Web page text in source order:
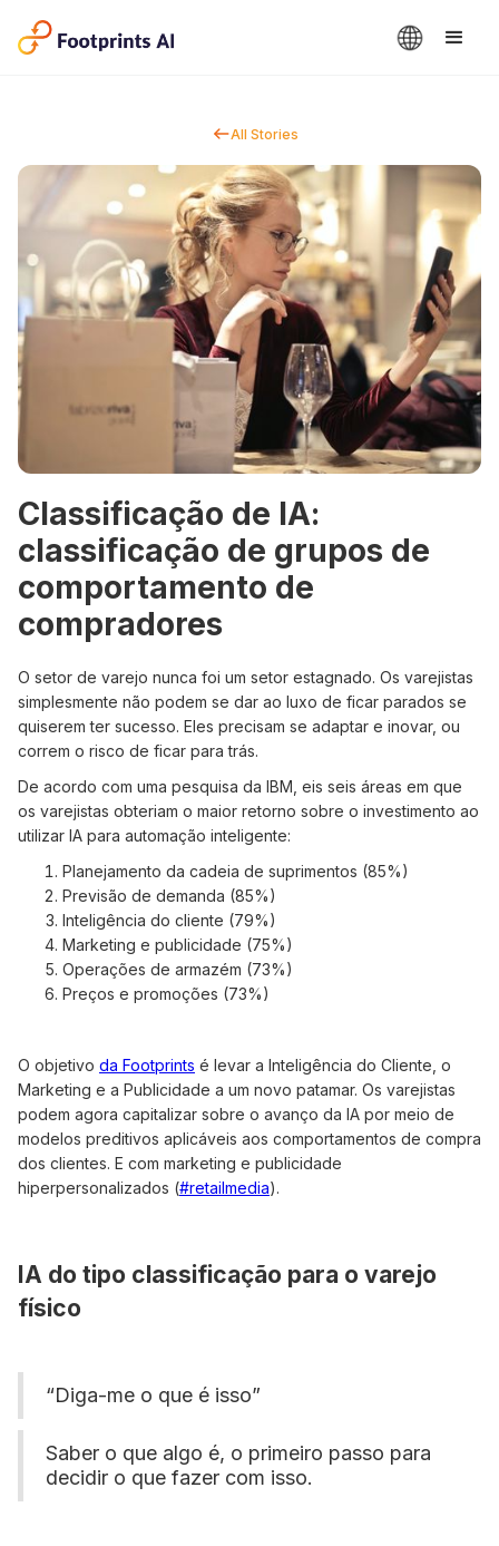
All Stories
Classificação de IA:
classificação de grupos de
comportamento de
compradores
O setor de varejo nunca foi um setor estagnado. Os varejistas
simplesmente não podem se dar ao luxo de ficar parados se
quiserem ter sucesso. Eles precisam se adaptar e inovar, ou
correm o risco de ficar para trás.
De acordo com uma pesquisa da IBM, eis seis áreas em que
os varejistas obteriam o maior retorno sobre o investimento ao
utilizar IA para automação inteligente:
Planejamento da cadeia de suprimentos (85%)
Previsão de demanda (85%)
Inteligência do cliente (79%)
Marketing e publicidade (75%)
Operações de armazém (73%)
Preços e promoções (73%)
O objetivo da Footprints é levar a Inteligência do Cliente, o
Marketing e a Publicidade a um novo patamar. Os varejistas
podem agora capitalizar sobre o avanço da IA por meio de
modelos preditivos aplicáveis aos comportamentos de compra
dos clientes. E com marketing e publicidade
hiperpersonalizados (#retailmedia).
IA do tipo classificação para o varejo
físico
“Diga-me o que é isso”
Saber o que algo é, o primeiro passo para
decidir o que fazer com isso.